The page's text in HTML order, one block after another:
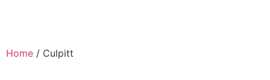
Home / Culpitt